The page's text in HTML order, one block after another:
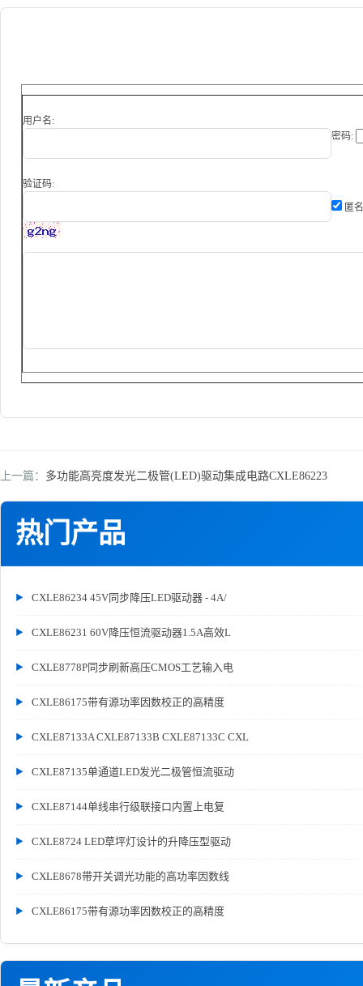
热门产品
CXLE86234 45V同步降压LED驱动器 - 4A/
CXLE86231 60V降压恒流驱动器1.5A高效L
CXLE8778P同步刷新高压CMOS工艺输入电
CXLE86175带有源功率因数校正的高精度
CXLE87133A CXLE87133B CXLE87133C CXL
CXLE87135单通道LED发光二极管恒流驱动
CXLE87144单线串行级联接口内置上电复
CXLE8724 LED草坪灯设计的升降压型驱动
CXLE8678带开关调光功能的高功率因数线
CXLE86175带有源功率因数校正的高精度
用户名:
密码:
验证码:
匿
上一篇： 多功能高亮度发光二极管(LED)驱动集成电路CXLE86223